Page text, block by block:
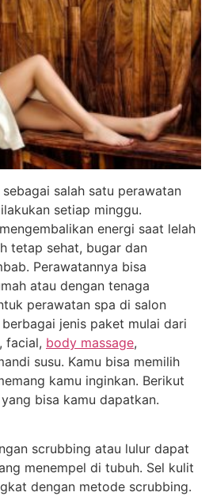
salah satu perawatan
setiap minggu.
energi saat lelah
tetap sehat, bugar dan
Perawatannya bisa
atau dengan tenaga
perawatan spa di salon
jenis paket mulai dari
, facial, body massage,
susu. Kamu bisa memilih
kamu inginkan. Berikut
bisa kamu dapatkan.
scrubbing atau lulur dapat
menempel di tubuh. Sel kulit
dengan metode scrubbing.